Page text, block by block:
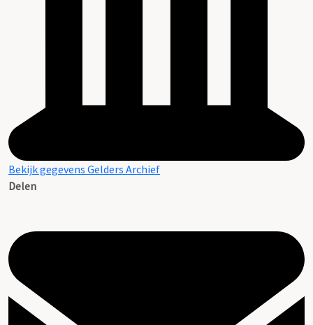
Bekijk gegevens Gelders Archief
Delen